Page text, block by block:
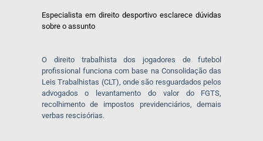
Especialista em direito desportivo esclarece dúvidas
sobre o assunto
O direito trabalhista dos jogadores de futebol
profissional funciona com base na Consolidação das
Leis Trabalhistas (CLT), onde são resguardados pelos
advogados o levantamento do valor do FGTS,
recolhimento de impostos previdenciários, demais
verbas rescisórias.